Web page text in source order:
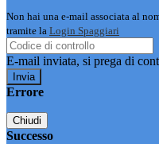
Non hai una e-mail associata al
tramite la Login Spaggiari
E-mail inviata, si prega di
Errore
Chiudi
Successo